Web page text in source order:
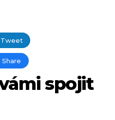
Tweet
Share
spojit